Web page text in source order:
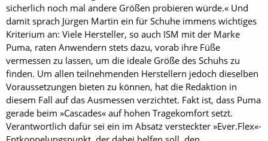
sicherlich noch mal andere Größen probieren würde.« Und
damit sprach Jürgen Martin ein für Schuhe immens wichtiges
Kriterium an: Viele Hersteller, so auch ISM mit der Marke
Puma, raten Anwendern stets dazu, vorab ihre Füße
vermessen zu lassen, um die ideale Größe des Schuhs zu
finden. Um allen teilnehmenden Herstellern jedoch dieselben
Voraussetzungen bieten zu können, hat die Redaktion in
diesem Fall auf das Ausmessen verzichtet. Fakt ist, dass Puma
gerade beim »Cascades« auf hohen Tragekomfort setzt.
Verantwortlich dafür sei ein im Absatz versteckter »Ever.Flex«-